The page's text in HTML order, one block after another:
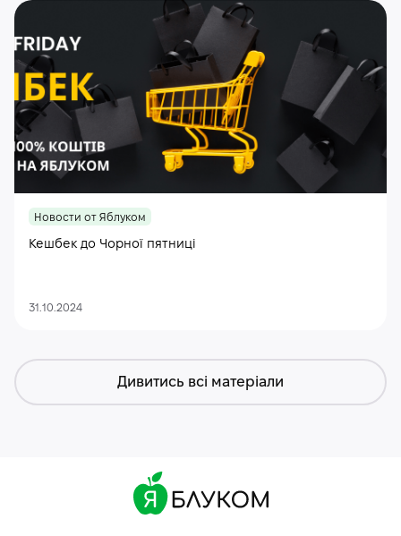
Новости от Яблуком
Кешбек до Чорної пятниці
31.10.2024
Дивитись всі матеріали